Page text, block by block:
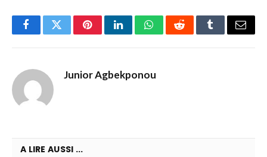
FacebookTwitterPinterestLinkedInWhatsAppRedditTumblrEmail
Junior Agbekponou
A LIRE AUSSI ...